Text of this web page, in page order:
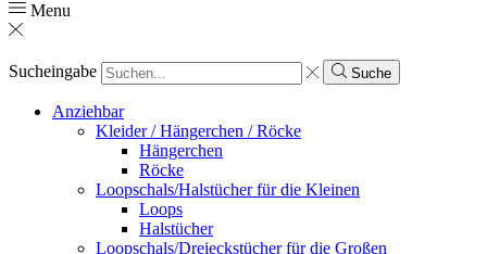
Menu
Sucheingabe Suche
Anziehbar
Kleider / Hängerchen / Röcke
Hängerchen
Röcke
Loopschals/Halstücher für die Kleinen
Loops
Halstücher
Loopschals/Dreieckstücher für die Großen